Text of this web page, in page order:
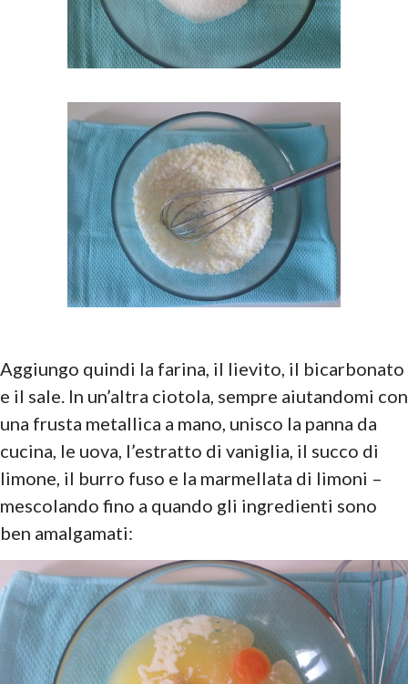
Aggiungo quindi la farina, il lievito, il bicarbonato
e il sale. In un’altra ciotola, sempre aiutandomi con
una frusta metallica a mano, unisco la panna da
cucina, le uova, l’estratto di vaniglia, il succo di
limone, il burro fuso e la marmellata di limoni –
mescolando fino a quando gli ingredienti sono
ben amalgamati: